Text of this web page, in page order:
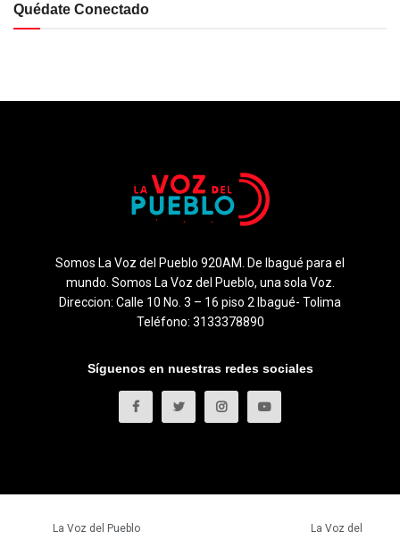
Quédate Conectado
Somos La Voz del Pueblo 920AM. De Ibagué para el
mundo. Somos La Voz del Pueblo, una sola Voz.
Direccion: Calle 10 No. 3 – 16 piso 2 Ibagué- Tolima
Teléfono: 3133378890
Síguenos en nuestras redes sociales
La Voz del Pueblo La Voz del